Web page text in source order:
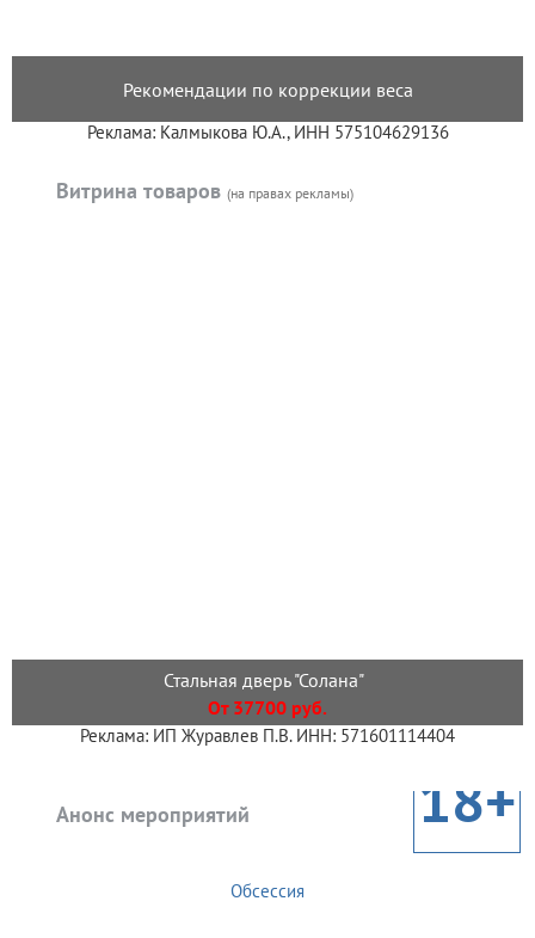
Рекомендации по коррекции веса
Реклама: Калмыкова Ю.А., ИНН 575104629136
Витрина товаров (на правах рекламы)
Стальная дверь "Солана"
От 37700 руб.
Реклама: ИП Журавлев П.В. ИНН: 571601114404
Анонс мероприятий 18+
Обсессия